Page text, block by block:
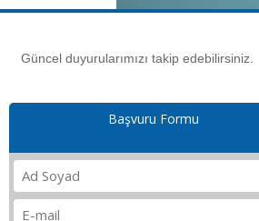
Güncel duyurularımızı takip edebilirsiniz.
Başvuru Formu